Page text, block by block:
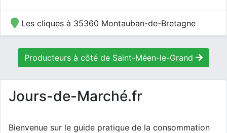
Les cliques à 35360 Montauban-de-Bretagne
Producteurs à côté de Saint-Méen-le-Grand
Jours-de-Marché.fr
Bienvenue sur le guide pratique de la consommation